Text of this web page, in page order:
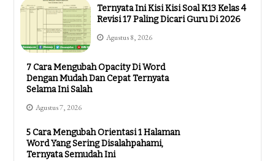
Ternyata Ini Kisi Kisi Soal K13 Kelas 4
Revisi 17 Paling Dicari Guru Di 2026
Agustus 8, 2026
7 Cara Mengubah Opacity Di Word
Dengan Mudah Dan Cepat Ternyata
Selama Ini Salah
Agustus 7, 2026
5 Cara Mengubah Orientasi 1 Halaman
Word Yang Sering Disalahpahami,
Ternyata Semudah Ini